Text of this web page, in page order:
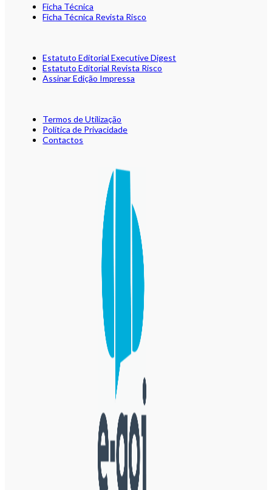
Ficha Técnica
Ficha Técnica Revista Risco
Estatuto Editorial Executive Digest
Estatuto Editorial Revista Risco
Assinar Edição Impressa
Termos de Utilização
Política de Privacidade
Contactos